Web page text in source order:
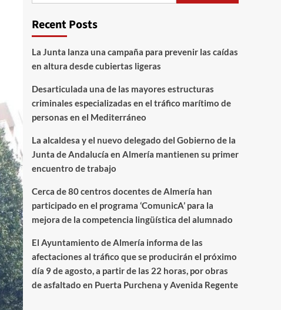
Recent Posts
La Junta lanza una campaña para prevenir las caídas
en altura desde cubiertas ligeras
Desarticulada una de las mayores estructuras
criminales especializadas en el tráfico marítimo de
personas en el Mediterráneo
La alcaldesa y el nuevo delegado del Gobierno de la
Junta de Andalucía en Almería mantienen su primer
encuentro de trabajo
Cerca de 80 centros docentes de Almería han
participado en el programa ‘ComunicA’ para la
mejora de la competencia lingüística del alumnado
El Ayuntamiento de Almería informa de las
afectaciones al tráfico que se producirán el próximo
día 9 de agosto, a partir de las 22 horas, por obras
de asfaltado en Puerta Purchena y Avenida Regente